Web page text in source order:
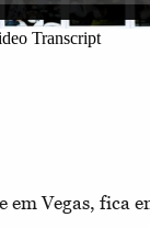
em Vegas, fica